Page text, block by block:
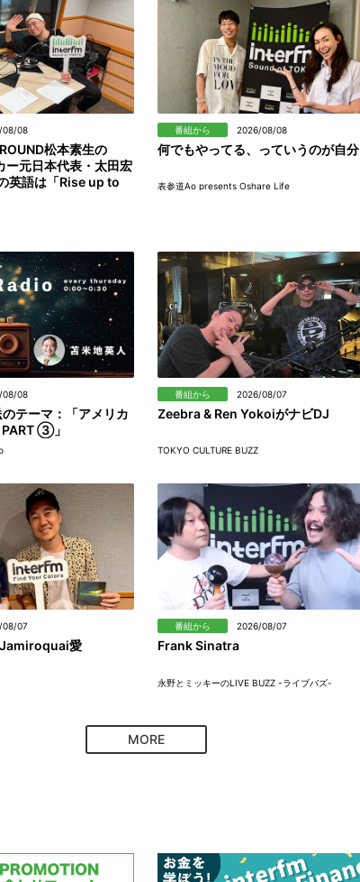
08/08
松本素生の
ー元日本代表・太田宏
英語は「Rise up to
番組から 2026/08/08
何でもやってる、っていうのが自分
表参道Ao presents Oshare Life
08/08
テーマ：「アメリカ
PART ③」
番組から 2026/08/07
Zeebra & Ren YokoiがナビDJ
TOKYO CULTURE BUZZ
08/07
愛
番組から 2026/08/07
Frank Sinatra
永野とミッキーのLIVE BUZZ -ライブバズ-
MORE